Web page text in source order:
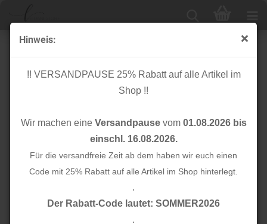
Hinweis:
!! VERSANDPAUSE 25% Rabatt auf alle Artikel im
Shop !!
Wir machen eine Versandpausevom 01.08.2026 bis
einschl. 16.08.2026.
Für die versandfreie Zeit ab dem haben wir euch einen
Code mit 25% Rabatt auf alle Artikel im Shop hinterlegt.
.
Der Rabatt-Code lautet: SOMMER2026
.
Nähsets / Stoffpakete
1